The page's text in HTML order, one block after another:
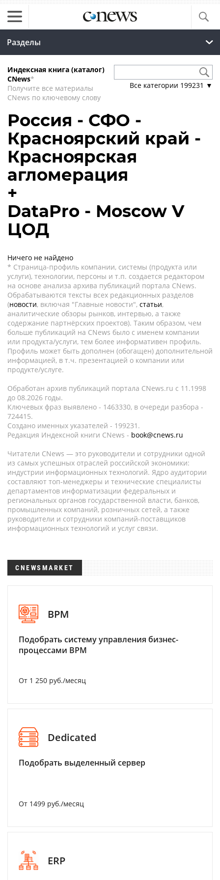
Разделы
Индексная книга (каталог)
CNews*
Получите все материалы
CNews по ключевому слову
Все категории 199231 ▼
Россия - СФО -
Красноярский край -
Красноярская
агломерация
+
DataPro - Moscow V
ЦОД
Ничего не найдено
* Страница-профиль компании, системы (продукта или
услуги), технологии, персоны и т.п. создается редактором
на основе анализа архива публикаций портала CNews.
Обрабатываются тексты всех редакционных разделов
(новости, включая "Главные новости", статьи,
аналитические обзоры рынков, интервью, а также
содержание партнёрских проектов). Таким образом, чем
больше публикаций на CNews было с именем компании
или продукта/услуги, тем более информативен профиль.
Профиль может быть дополнен (обогащен) дополнительной
информацией, в т.ч. презентацией о компании или
продукте/услуге.
Обработан архив публикаций портала CNews.ru c 11.1998
до 08.2026 годы.
Ключевых фраз выявлено - 1463330, в очереди разбора -
724415.
Создано именных указателей - 199231.
Редакция Индексной книги CNews - book@cnews.ru
Читатели CNews — это руководители и сотрудники одной
из самых успешных отраслей российской экономики:
индустрии информационных технологий. Ядро аудитории
составляют топ-менеджеры и технические специалисты
департаментов информатизации федеральных и
региональных органов государственной власти, банков,
промышленных компаний, розничных сетей, а также
руководители и сотрудники компаний-поставщиков
информационных технологий и услуг связи.
CNEWSMARKET
BPM
Подобрать систему управления бизнес-
процессами BPM
От 1 250 руб./месяц
Dedicated
Подобрать выделенный сервер
От 1499 руб./месяц
ERP